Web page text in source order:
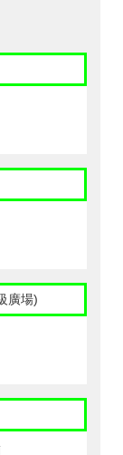
廣場)